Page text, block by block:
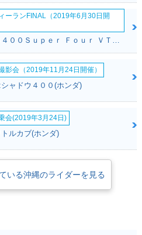
ーランFINAL（2019年6月30日開
マサさん:ＣＢ４００Ｓｕｐｅｒ Ｆｏｕｒ ＶＴＥＣ ＳＰＥＣ２(ホンダ)
影会（2019年11月24日開催）
ャドウ４００(ホンダ)
会(2019年3月24日)
ルカブ(ホンダ)
いる沖縄のライダーを見る